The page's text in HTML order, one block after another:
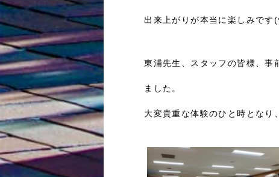
出来上がりが本当に楽しみです
東浦先生、スタッフの皆様、事
ました。
大変貴重な体験のひと時となり